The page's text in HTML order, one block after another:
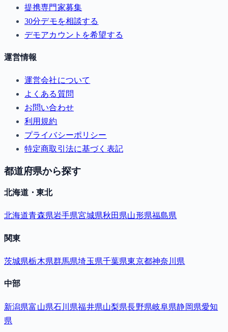
提携専門家募集
30分デモを相談する
デモアカウントを希望する
運営情報
運営会社について
よくある質問
お問い合わせ
利用規約
プライバシーポリシー
特定商取引法に基づく表記
都道府県から探す
北海道・東北
北海道青森県岩手県宮城県秋田県山形県福島県
関東
茨城県栃木県群馬県埼玉県千葉県東京都神奈川県
中部
新潟県富山県石川県福井県山梨県長野県岐阜県静岡県愛知
県